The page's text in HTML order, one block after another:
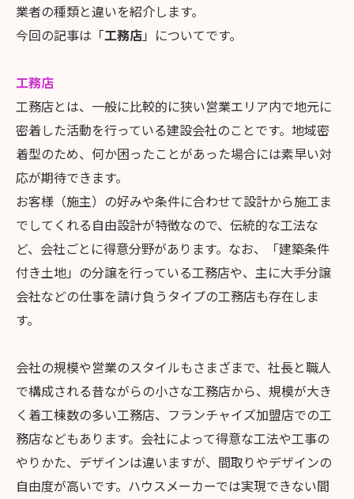
業者の種類と違いを紹介します。
今回の記事は「工務店」についてです。
工務店
工務店とは、一般に比較的に狭い営業エリア内で地元に
密着した活動を行っている建設会社のことです。地域密
着型のため、何か困ったことがあった場合には素早い対
応が期待できます。
お客様（施主）の好みや条件に合わせて設計から施工ま
でしてくれる自由設計が特徴なので、伝統的な工法な
ど、会社ごとに得意分野があります。なお、「建築条件
付き土地」の分譲を行っている工務店や、主に大手分譲
会社などの仕事を請け負うタイプの工務店も存在しま
す。
会社の規模や営業のスタイルもさまざまで、社長と職人
で構成される昔ながらの小さな工務店から、規模が大き
く着工棟数の多い工務店、フランチャイズ加盟店での工
務店などもあります。会社によって得意な工法や工事の
やりかた、デザインは違いますが、間取りやデザインの
自由度が高いです。ハウスメーカーでは実現できない間